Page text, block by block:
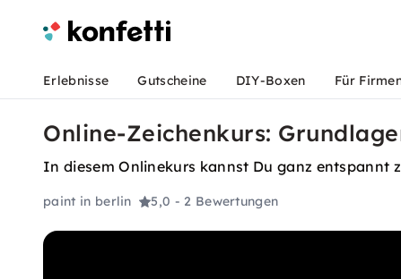
Erlebnisse Gutscheine DIY-Boxen Für
Online-Zeichenkurs:
In diesem Onlinekurs kannst Du ganz entspannt
paint in berlin 5,0 - 2 Bewertungen